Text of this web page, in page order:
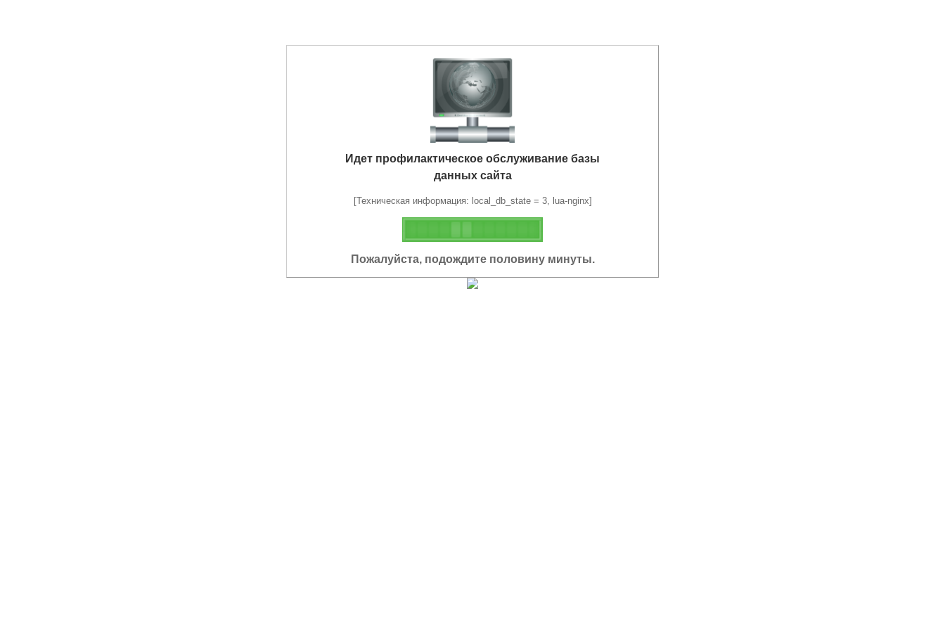
Идет профилактическое обслуживание базы
данных сайта
[Техническая информация: local_db_state = 3, lua-nginx]
Пожалуйста, подождите половину минуты.